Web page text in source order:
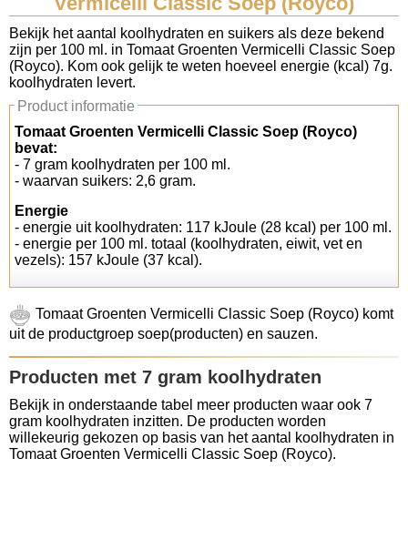
Koolhydraten tellen
Links
Bekijk het aantal koolhydraten en suikers als deze bekend
zijn per 100 ml. in Tomaat Groenten Vermicelli Classic Soep
(Royco). Kom ook gelijk te weten hoeveel energie (kcal) 7g.
koolhydraten levert.
Product informatie
Tomaat Groenten Vermicelli Classic Soep (Royco)
bevat:
- 7 gram koolhydraten per 100 ml.
- waarvan suikers: 2,6 gram.
Energie
- energie uit koolhydraten: 117 kJoule (28 kcal) per 100 ml.
- energie per 100 ml. totaal (koolhydraten, eiwit, vet en
vezels): 157 kJoule (37 kcal).
Tomaat Groenten Vermicelli Classic Soep (Royco) komt
uit de productgroep soep(producten) en sauzen.
Producten met 7 gram koolhydraten
Bekijk in onderstaande tabel meer producten waar ook 7
gram koolhydraten inzitten. De producten worden
willekeurig gekozen op basis van het aantal koolhydraten in
Tomaat Groenten Vermicelli Classic Soep (Royco).